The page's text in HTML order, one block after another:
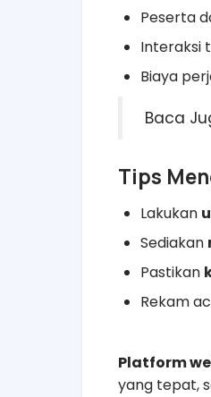
Peserta
Interaksi
Biaya
Baca
Tips
Lakukan
Sediakan
Pastikan
Rekam
Platform
yang tepat,